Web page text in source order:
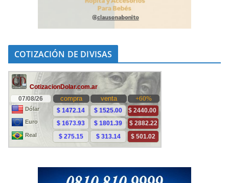
COTIZACIÓN DE DIVISAS